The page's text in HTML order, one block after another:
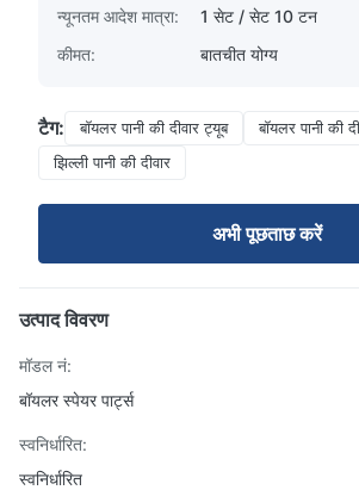
न्यूनतम आदेश मात्रा:
1 सेट / सेट 10 टन
कीमत:
बातचीत योग्य
टैग: बॉयलर पानी की दीवार ट्यूब
बॉयलर पानी की
झिल्ली पानी की दीवार
अभी पूछताछ करें
उत्पाद विवरण
मॉडल नं:
बॉयलर स्पेयर पार्ट्स
स्वनिर्धारित:
स्वनिर्धारित